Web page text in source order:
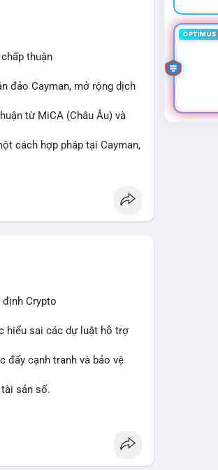
thuận
đảo Cayman, mở rộng dịch
từ MiCA (Châu Âu) và
cách hợp pháp tại Cayman,
tiền điện tử tăng cường
Crypto
hiểu sai các dự luật hỗ trợ
đẩy cạnh tranh và bảo vệ
sản số.
OPTIMUS